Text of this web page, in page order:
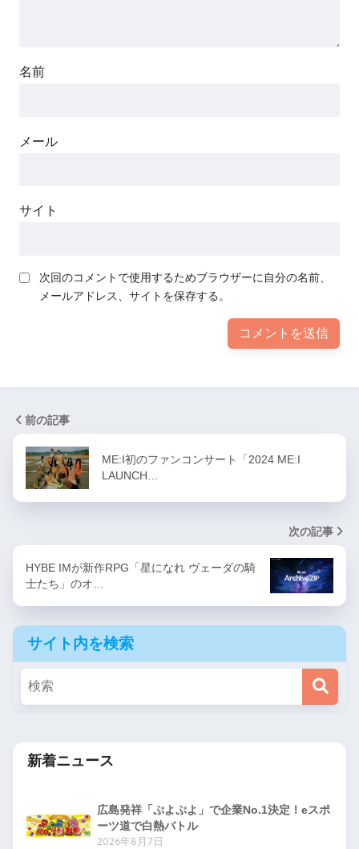
名前
メール
サイト
次回のコメントで使用するためブラウザーに自分の名前、
メールアドレス、サイトを保存する。
前の記事
ME:I初のファンコンサート「2024 ME:I
LAUNCH…
次の記事
HYBE IMが新作RPG「星になれ ヴェーダの騎
士たち」のオ…
サイト内を検索
新着ニュース
広島発祥「ぷよぷよ」で企業No.1決定！eスポ
ーツ道で白熱バトル
2026年8月7日